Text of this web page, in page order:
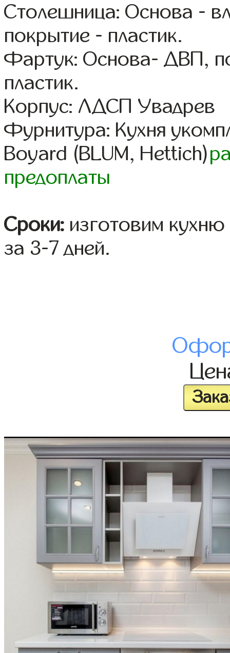
Столешница: Основа -
покрытие - пластик.
Фартук: Основа- ДВП,
пластик.
Корпус: ЛДСП Увадрев
Фурнитура: Кухня
Boyard (BLUM, Hettich)
предоплаты
Сроки: изготовим
за 3-7 дней.